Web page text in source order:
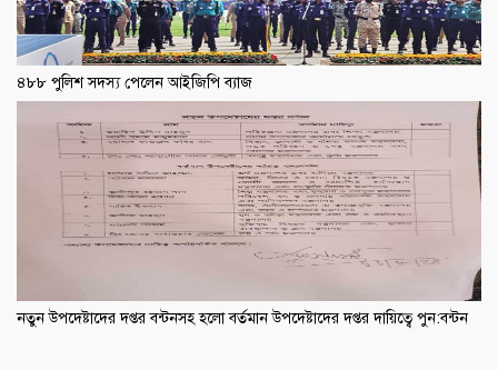
৪৮৮ পুলিশ সদস্য পেলেন আইজিপি ব্যাজ
নতুন উপদেষ্টাদের দপ্তর বন্টনসহ হলো বর্তমান উপদেষ্টাদের দপ্তর দায়িত্বে পুন:বন্টন